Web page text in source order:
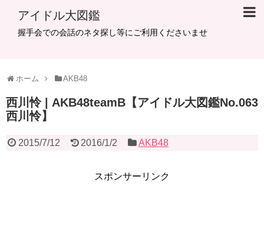
アイドル大図鑑
握手会での会話のネタ探し等にご利用くださいませ
ホーム AKB48
西川怜 | AKB48teamB【アイドル大図鑑No.063
西川怜】
2015/7/12 2016/1/2 AKB48
スポンサーリンク